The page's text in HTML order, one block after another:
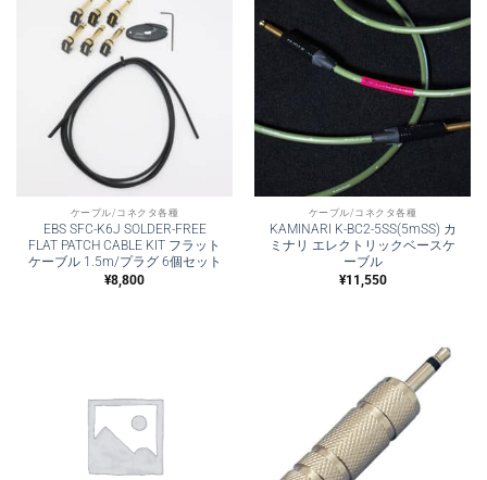
ケーブル/コネクタ各種
EBS SFC-K6J SOLDER-FREE
FLAT PATCH CABLE KIT フラット
ケーブル 1.5m/プラグ 6個セット
¥8,800
ケーブル/コネクタ各種
KAMINARI K-BC2-5SS(5mSS) カ
ミナリ エレクトリックベースケ
ーブル
¥11,550